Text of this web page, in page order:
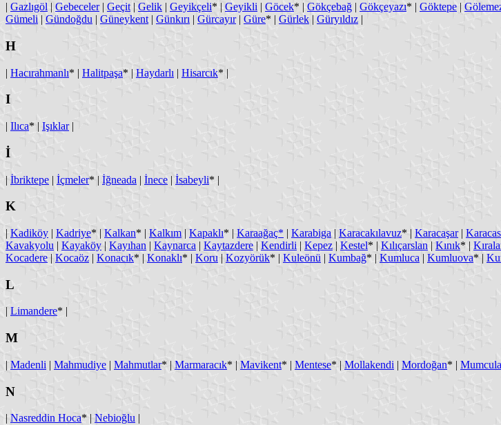
| Gazlıgöl | Gebeceler| Geçit | Gelik | Geyikçeli* | Geyikli | Göcek* | Gökçebağ | Gökçeyazı* | Göktepe |
Gümeli | Gündoğdu | Güneykent| Günkırı | Gürcayır| Güre* | Gürlek | Güryıldız |
H
| Hacırahmanlı* | Halitpaşa* | Haydarlı | Hisarcık* |
I
| Ilıca* | Işıklar|
İ
| İbriktepe | İçmeler* | İğneada | İnece | İsabeyli* |
K
| Kadiköy | Kadriye* | Kalkan* | Kalkım | Kapaklı* | Karaağaç* | Karabiga | Karacakılavuz* | Karacaşar|
Kavakyolu | Kayaköy | Kayıhan | Kaynarca | Kaytazdere | Kendirli | Kepez | Kestel* | Kılıçarslan | Kınık* |
Kocadere | Kocaöz | Konacık* | Konaklı* | Koru | Kozyörük* | Kuleönü | Kumbağ* | Kumluca | Kumluova* |
L
| Limandere* |
M
| Madenli | Mahmudiye | Mahmutlar* | Marmaracık* | Mavikent* | Mentese* | Mollakendi | Mordoğan* |
N
| Nasreddin Hoca* | Nebioğlu |